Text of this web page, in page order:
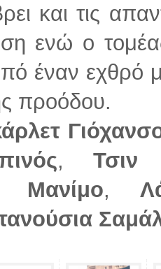
και τις
ενώ ο
έναν εχθρό
προόδου.
, Τσιν
Μανίμο,